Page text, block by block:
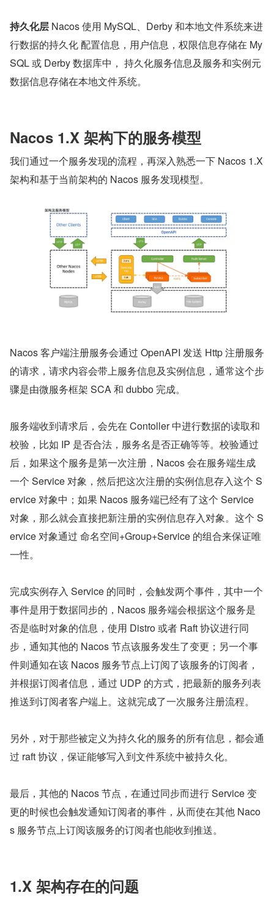
持久化层 Nacos 使用 MySQL、Derby 和本地文件系统来进
行数据的持久化 配置信息，用户信息，权限信息存储在 My
SQL 或 Derby 数据库中， 持久化服务信息及服务和实例元
数据信息存储在本地文件系统。
Nacos 1.X 架构下的服务模型
我们通过一个服务发现的流程，再深入熟悉一下 Nacos 1.X
架构和基于当前架构的 Nacos 服务发现模型。
Nacos 客户端注册服务会通过 OpenAPI 发送 Http 注册服务
的请求，请求内容会带上服务信息及实例信息，通常这个步
骤是由微服务框架 SCA 和 dubbo 完成。
服务端收到请求后，会先在 Contoller 中进行数据的读取和
校验，比如 IP 是否合法，服务名是否正确等等。校验通过
后，如果这个服务是第一次注册，Nacos 会在服务端生成
一个 Service 对象，然后把这次注册的实例信息存入这个 S
ervice 对象中；如果 Nacos 服务端已经有了这个 Service
对象，那么就会直接把新注册的实例信息存入对象。这个 S
ervice 对象通过 命名空间+Group+Service 的组合来保证唯
一性。
完成实例存入 Service 的同时，会触发两个事件，其中一个
事件是用于数据同步的，Nacos 服务端会根据这个服务是
否是临时对象的信息，使用 Distro 或者 Raft 协议进行同
步，通知其他的 Nacos 节点该服务发生了变更；另一个事
件则通知在该 Nacos 服务节点上订阅了该服务的订阅者，
并根据订阅者信息，通过 UDP 的方式，把最新的服务列表
推送到订阅者客户端上。这就完成了一次服务注册流程。
另外，对于那些被定义为持久化的服务的所有信息，都会通
过 raft 协议，保证能够写入到文件系统中被持久化。
最后，其他的 Nacos 节点，在通过同步而进行 Service 变
更的时候也会触发通知订阅者的事件，从而使在其他 Naco
s 服务节点上订阅该服务的订阅者也能收到推送。
1.X 架构存在的问题